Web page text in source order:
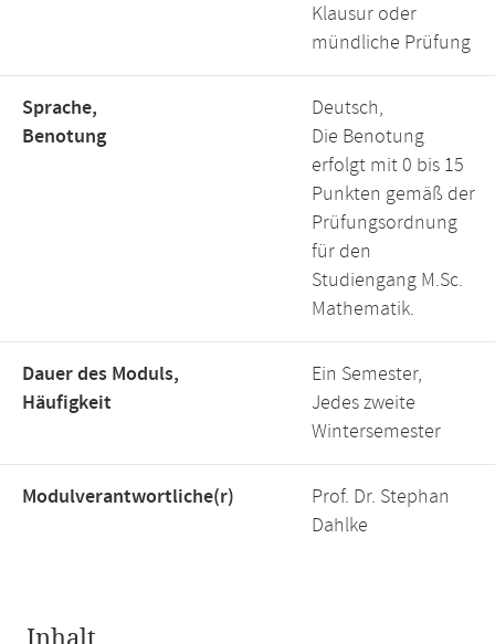
Klausur oder
mündliche Prüfung
Sprache,
Benotung
Deutsch,
Die Benotung
erfolgt mit 0 bis 15
Punkten gemäß der
Prüfungsordnung
für den
Studiengang M.Sc.
Mathematik.
Dauer des Moduls,
Häufigkeit
Ein Semester,
Jedes zweite
Wintersemester
Modulverantwortliche(r)
Prof. Dr. Stephan
Dahlke